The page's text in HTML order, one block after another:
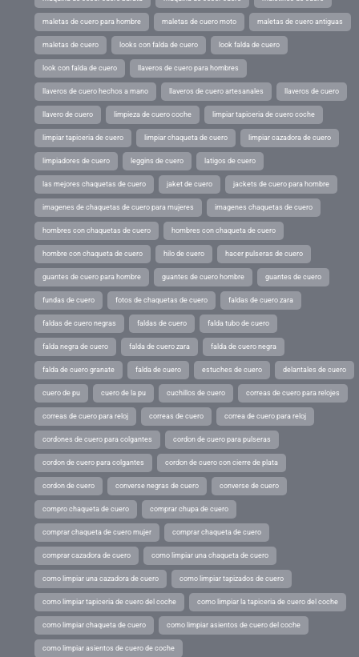
maletas de cuero para hombre maletas de cuero moto maletas de cuero antiguas
maletas de cuero looks con falda de cuero look falda de cuero
look con falda de cuero llaveros de cuero para hombres
llaveros de cuero hechos a mano llaveros de cuero artesanales llaveros de cuero
llavero de cuero limpieza de cuero coche limpiar tapiceria de cuero coche
limpiar tapiceria de cuero limpiar chaqueta de cuero limpiar cazadora de cuero
limpiadores de cuero leggins de cuero latigos de cuero
las mejores chaquetas de cuero jaket de cuero jackets de cuero para hombre
imagenes de chaquetas de cuero para mujeres imagenes chaquetas de cuero
hombres con chaquetas de cuero hombres con chaqueta de cuero
hombre con chaqueta de cuero hilo de cuero hacer pulseras de cuero
guantes de cuero para hombre guantes de cuero hombre guantes de cuero
fundas de cuero fotos de chaquetas de cuero faldas de cuero zara
faldas de cuero negras faldas de cuero falda tubo de cuero
falda negra de cuero falda de cuero zara falda de cuero negra
falda de cuero granate falda de cuero estuches de cuero delantales de cuero
cuero de pu cuero de la pu cuchillos de cuero correas de cuero para relojes
correas de cuero para reloj correas de cuero correa de cuero para reloj
cordones de cuero para colgantes cordon de cuero para pulseras
cordon de cuero para colgantes cordon de cuero con cierre de plata
cordon de cuero converse negras de cuero converse de cuero
compro chaqueta de cuero comprar chupa de cuero
comprar chaqueta de cuero mujer comprar chaqueta de cuero
comprar cazadora de cuero como limpiar una chaqueta de cuero
como limpiar una cazadora de cuero como limpiar tapizados de cuero
como limpiar tapiceria de cuero del coche como limpiar la tapiceria de cuero del coche
como limpiar chaqueta de cuero como limpiar asientos de cuero del coche
como limpiar asientos de cuero de coche